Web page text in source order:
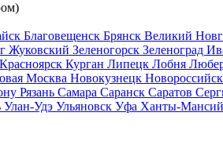
Благовещенск Брянск Великий
Жуковский Зеленогорск Зеленоград
Красноярск Курган Липецк Лобня
Москва Новокузнецк Новороссийск
Рязань Самара Саранск Саратов
Улан-Удэ Ульяновск Уфа Ханты-